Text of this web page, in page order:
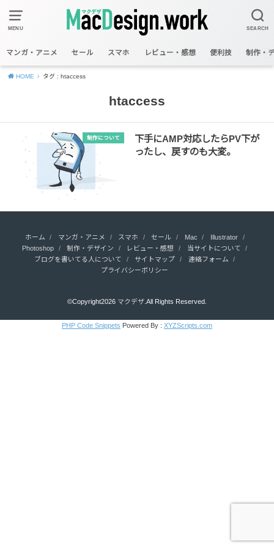
MENU SEARCH
マンガ・アニメ セール スマホ レビュー・感想 便利技 制作・
HOME タグ : htaccess
htaccess
制作について
下手にAMP対応したらPV下が
ったし、戻すのも大変。
ホーム マンガ・アニメ スマホ セール Mac
Illustrator
Photoshop
制作・デザイン レビュー・感想
当サイトについて
ブログを書いてる人について
サイトマップ
連絡フォーム
プライバシーポリシー
©Copyright2026 マクデザ.All Rights Reserved.
PHP Code Snippets Powered By : XYZScripts.com